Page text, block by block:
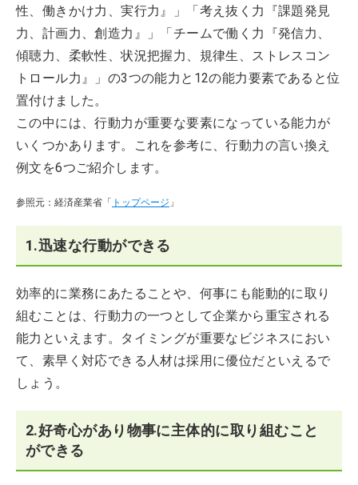
性、働きかけ力、実行力』」「考え抜く力『課題発見
力、計画力、創造力』」「チームで働く力『発信力、
傾聴力、柔軟性、状況把握力、規律生、ストレスコン
トロール力』」の3つの能力と12の能力要素であると位
置付けました。
この中には、行動力が重要な要素になっている能力が
いくつかあります。これを参考に、行動力の言い換え
例文を6つご紹介します。
参照元：経済産業省「 トップページ 」
1.迅速な行動ができる
効率的に業務にあたることや、何事にも能動的に取り
組むことは、行動力の一つとして企業から重宝される
能力といえます。タイミングが重要なビジネスにおい
て、素早く対応できる人材は採用に優位だといえるで
しょう。
2.好奇心があり物事に主体的に取り組むこと
ができる